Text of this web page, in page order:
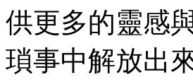
供更多的靈感
瑣事中解放出